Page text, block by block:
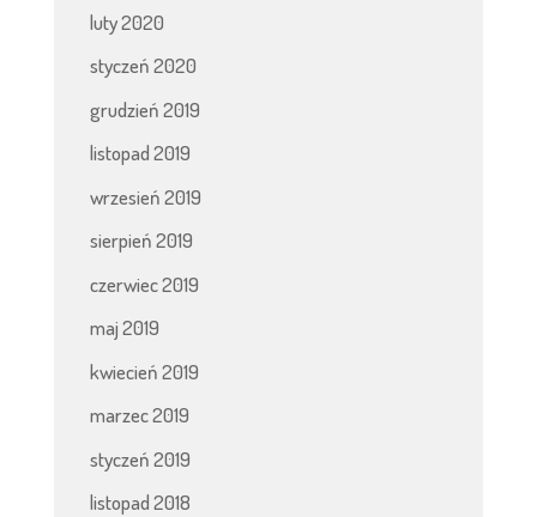
luty 2020
styczeń 2020
grudzień 2019
listopad 2019
wrzesień 2019
sierpień 2019
czerwiec 2019
maj 2019
kwiecień 2019
marzec 2019
styczeń 2019
listopad 2018